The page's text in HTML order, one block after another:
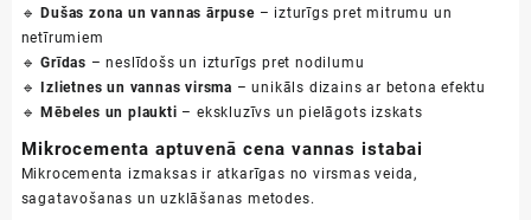
🔹Dušas zona un vannas ārpuse– izturīgs pret mitrumu un
netīrumiem
🔹Grīdas – neslīdošs un izturīgs pret nodilumu
🔹Izlietnes un vannas virsma – unikāls dizains ar betona efektu
🔹Mēbeles un plaukti – ekskluzīvs un pielāgots izskats
Mikrocementa aptuvenā cena vannas istabai
Mikrocementa izmaksas ir atkarīgas no virsmas veida,
sagatavošanas un uzklāšanas metodes.